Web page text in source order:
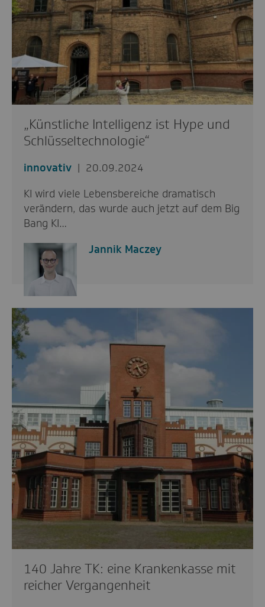
„Künstliche Intelligenz ist Hype und
Schlüsseltechnologie“
innovativ
20.09.2024
KI wird viele Lebensbereiche dramatisch
verändern, das wurde auch jetzt auf dem Big
Bang KI…
Jannik Maczey
140 Jahre TK: eine Krankenkasse mit
reicher Vergangenheit